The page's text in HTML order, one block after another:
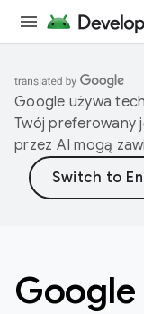
Google używa
Twój preferowany
przez AI mogą
Google